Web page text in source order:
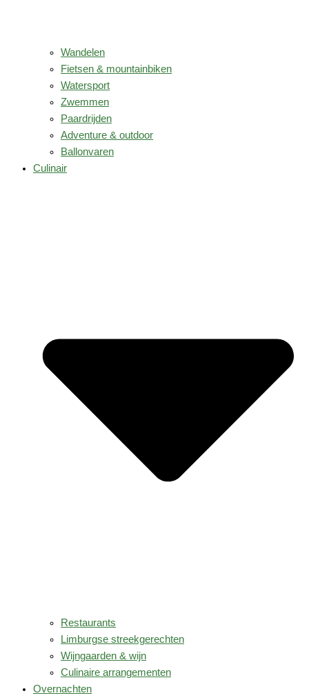
Wandelen
Fietsen & mountainbiken
Watersport
Zwemmen
Paardrijden
Adventure & outdoor
Ballonvaren
Culinair
Restaurants
Limburgse streekgerechten
Wijngaarden & wijn
Culinaire arrangementen
Overnachten